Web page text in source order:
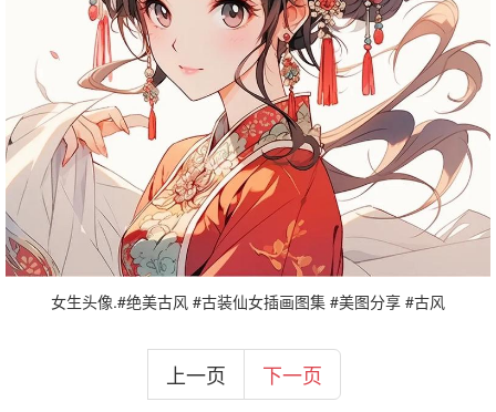
女生头像.#绝美古风 #古装仙女插画图集 #美图分享 #古风
上一页 下一页